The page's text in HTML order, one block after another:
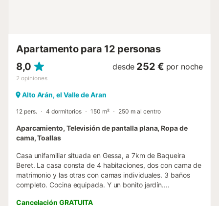
Apartamento para 12 personas
8,0
2 opiniones
desde 252 € por noche
Alto Arán, el Valle de Aran
12 pers. 4 dormitorios 150 m² 250 m al centro
Aparcamiento, Televisión de pantalla plana, Ropa de
cama, Toallas
Casa unifamiliar situada en Gessa, a 7km de Baqueira
Beret. La casa consta de 4 habitaciones, dos con cama de
matrimonio y las otras con camas individuales. 3 baños
completo. Cocina equipada. Y un bonito jardín....
Cancelación GRATUITA